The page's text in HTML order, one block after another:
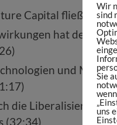
Capital fließt in
hat der
und
die Liberalisierung
(32:34)
Wir
sind
Sie
uns